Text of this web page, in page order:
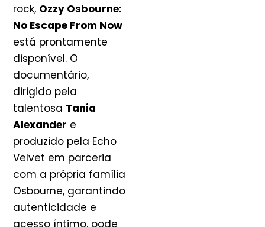
rock, Ozzy Osbourne:
No Escape From Now
está prontamente
disponível. O
documentário,
dirigido pela
talentosa Tania
Alexander e
produzido pela Echo
Velvet em parceria
com a própria família
Osbourne, garantindo
autenticidade e
acesso íntimo, pode